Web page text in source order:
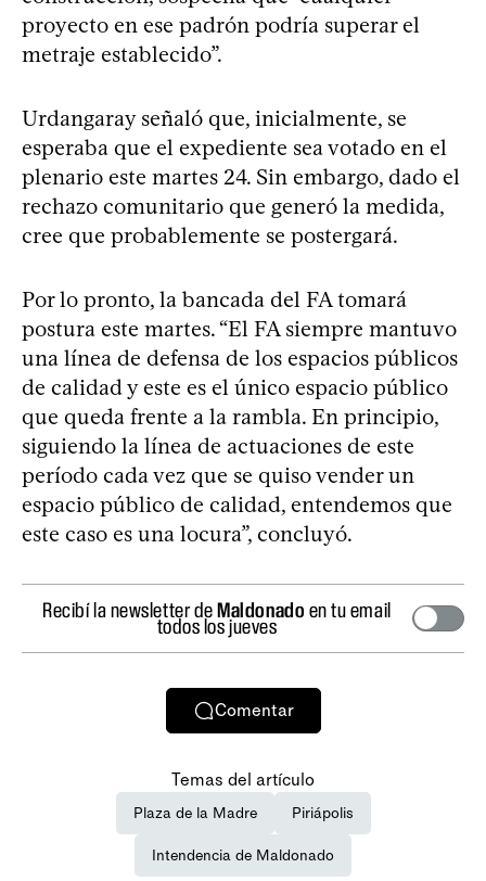
proyecto en ese padrón podría superar el
metraje establecido”.
Urdangaray señaló que, inicialmente, se
esperaba que el expediente sea votado en el
plenario este martes 24. Sin embargo, dado el
rechazo comunitario que generó la medida,
cree que probablemente se postergará.
Por lo pronto, la bancada del FA tomará
postura este martes. “El FA siempre mantuvo
una línea de defensa de los espacios públicos
de calidad y este es el único espacio público
que queda frente a la rambla. En principio,
siguiendo la línea de actuaciones de este
período cada vez que se quiso vender un
espacio público de calidad, entendemos que
este caso es una locura”, concluyó.
Recibí la newsletter deMaldonado en tu email
todos los jueves
Comentar
Temas del artículo
Plaza de la Madre Piriápolis
Intendencia de Maldonado